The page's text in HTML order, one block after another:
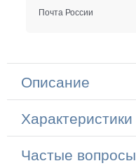
Почта России
Описание
Характеристики
Частые вопросы